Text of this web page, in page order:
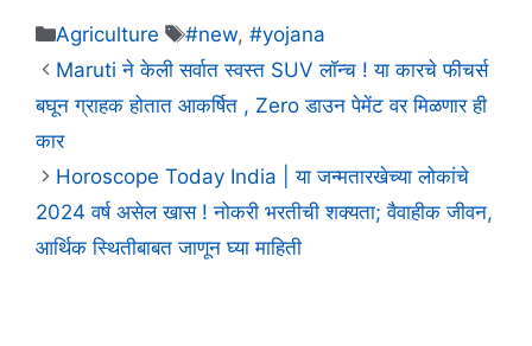
Categories
Agriculture Tags
#new, #yojana
Maruti ने केली सर्वात स्वस्त SUV लॉन्च ! या कारचे फीचर्स
बघून ग्राहक होतात आकर्षित , Zero डाउन पेमेंट वर मिळणार ही
कार
Horoscope Today India | या जन्मतारखेच्या लोकांचे
2024 वर्ष असेल खास ! नोकरी भरतीची शक्यता; वैवाहीक जीवन,
आर्थिक स्थितीबाबत जाणून घ्या माहिती